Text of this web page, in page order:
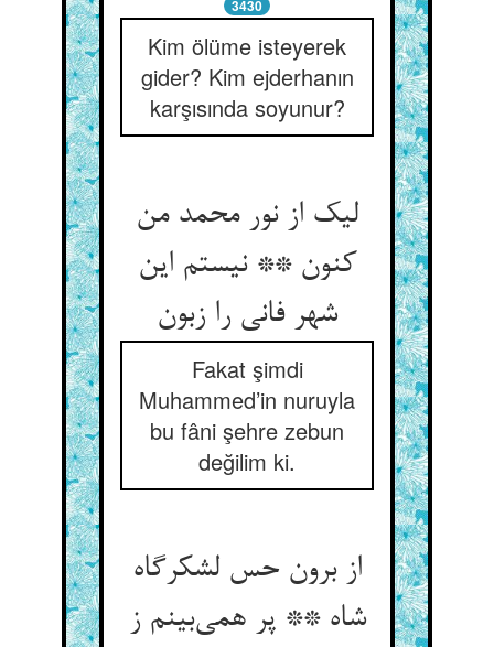
3430
Kim ölüme isteyerek
gider? Kim ejderhanın
karşısında soyunur?
لیک از نور محمد من
کنون ** نیستم این
شهر فانی را زبون
Fakat şimdi
Muhammed’in nuruyla
bu fâni şehre zebun
değilim ki.
از برون حس لشکرگاه
شاه ** پر همی‌بینم ز